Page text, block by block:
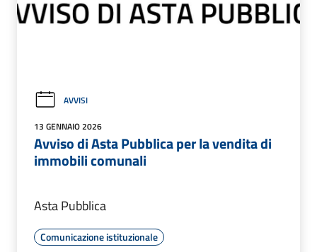
AVVISI
13 GENNAIO 2026
Avviso di Asta Pubblica per la vendita di
immobili comunali
Asta Pubblica
Comunicazione istituzionale